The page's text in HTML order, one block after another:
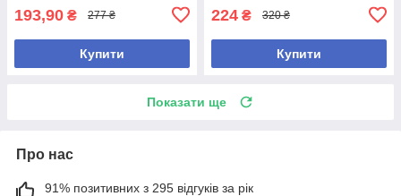
193,90 ₴ 277 ₴
Купити
224 ₴ 320 ₴
Купити
Показати ще
Про нас
91% позитивних з 295 відгуків за рік